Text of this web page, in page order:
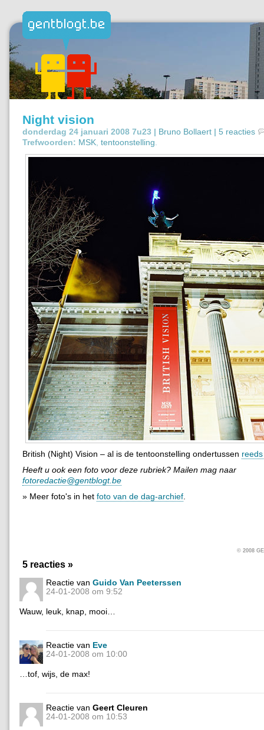
Night vision
donderdag 24 januari 2008 7u23 | Bruno Bollaert | 5 reacties
Trefwoorden: MSK tentoonstelling
British (Night) Vision – al is de tentoonstelling ondertussen
Heeft u ook een foto voor deze rubriek? Mailen mag naar
fotoredactie@gentblogt.be
» Meer foto's in het foto van de dag-archief
© 2008
5 reacties »
Reactie van Guido Van Peeterssen
24-01-2008 om 9:52
Wauw, leuk, knap, mooi…
Reactie van Eve
24-01-2008 om 10:00
…tof, wijs, de max!
Reactie van Geert Cleuren
24-01-2008 om 10:53